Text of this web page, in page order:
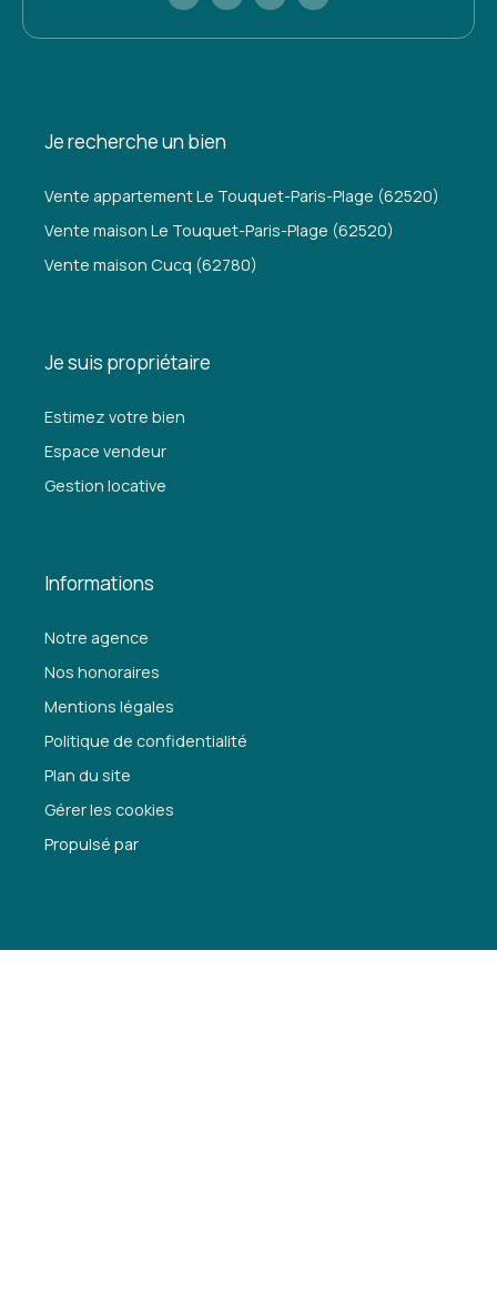
Je recherche un bien
Vente appartement Le Touquet-Paris-Plage (62520)
Vente maison Le Touquet-Paris-Plage (62520)
Vente maison Cucq (62780)
Je suis propriétaire
Estimez votre bien
Espace vendeur
Gestion locative
Informations
Notre agence
Nos honoraires
Mentions légales
Politique de confidentialité
Plan du site
Gérer les cookies
Propulsé par